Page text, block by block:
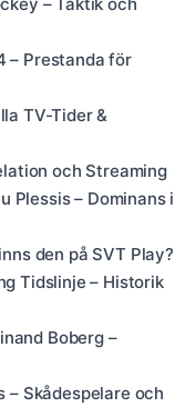
– Prestanda för
TV-Tider &
och Streaming
Plessis – Dominans i
den på SVT Play?
Tidslinje – Historik
Boberg –
– Skådespelare och